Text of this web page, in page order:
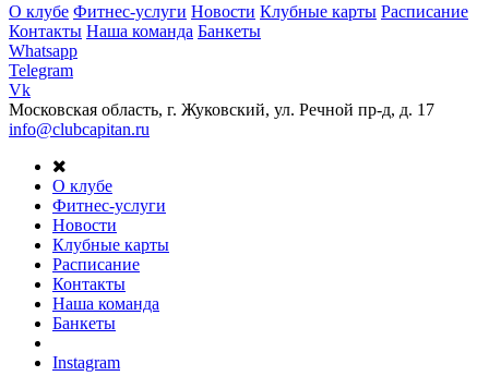
О клубе Фитнес-услуги Новости Клубные карты Расписание
Контакты Наша команда Банкеты
Whatsapp
Telegram
Vk
Московская область, г. Жуковский, ул. Речной пр-д, д. 17
info@clubcapitan.ru
О клубе
Фитнес-услуги
Новости
Клубные карты
Расписание
Контакты
Наша команда
Банкеты
Instagram